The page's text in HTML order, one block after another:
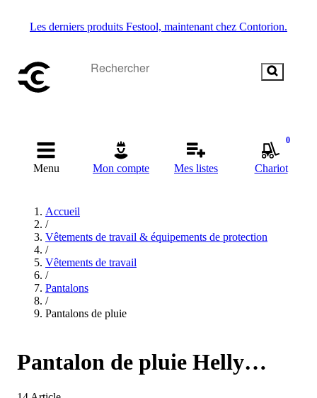
Les derniers produits Festool, maintenant chez Contorion.
Menu Mon compte Mes listes
0
Chariot
Accueil
/
Vêtements de travail & équipements de protection
/
Vêtements de travail
/
Pantalons
/
Pantalons de pluie
Pantalon de pluie Helly
Hansen